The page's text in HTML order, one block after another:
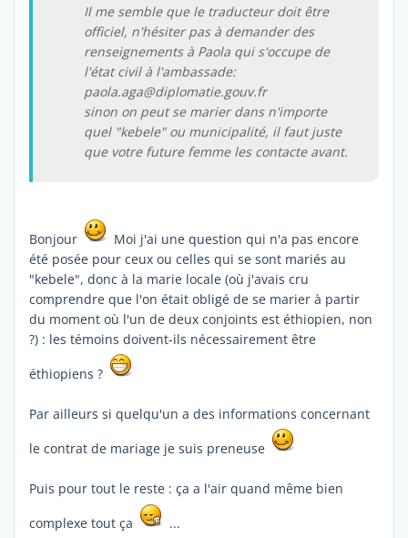
Il me semble que le traducteur doit être
officiel, n'hésiter pas à demander des
renseignements à Paola qui s'occupe de
l'état civil à l'ambassade:
paola.aga@diplomatie.gouv.fr
sinon on peut se marier dans n'importe
quel "kebele" ou municipalité, il faut juste
que votre future femme les contacte avant.
Bonjour
Moi j'ai une question qui n'a pas encore
été posée pour ceux ou celles qui se sont mariés au
"kebele", donc à la marie locale (où j'avais cru
comprendre que l'on était obligé de se marier à partir
du moment où l'un de deux conjoints est éthiopien, non
?) : les témoins doivent-ils nécessairement être
éthiopiens ?
Par ailleurs si quelqu'un a des informations concernant
le contrat de mariage je suis preneuse
Puis pour tout le reste : ça a l'air quand même bien
complexe tout ça
...